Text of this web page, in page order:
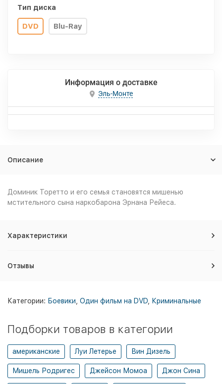
Тип диска
DVD Blu-Ray
Информация о доставке
Эль-Монте
Описание
Доминик Торетто и его семья становятся мишенью
мстительного сына наркобарона Эрнана Рейеса.
Характеристики
Отзывы
Категории: Боевики Один фильм на DVD Криминальные
Подборки товаров в категории
американские Луи Летерье Вин Дизель
Мишель Родригес Джейсон Момоа Джон Сина